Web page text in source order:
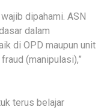
dipahami. ASN
dalam
di OPD maupun unit
(manipulasi),”
terus belajar